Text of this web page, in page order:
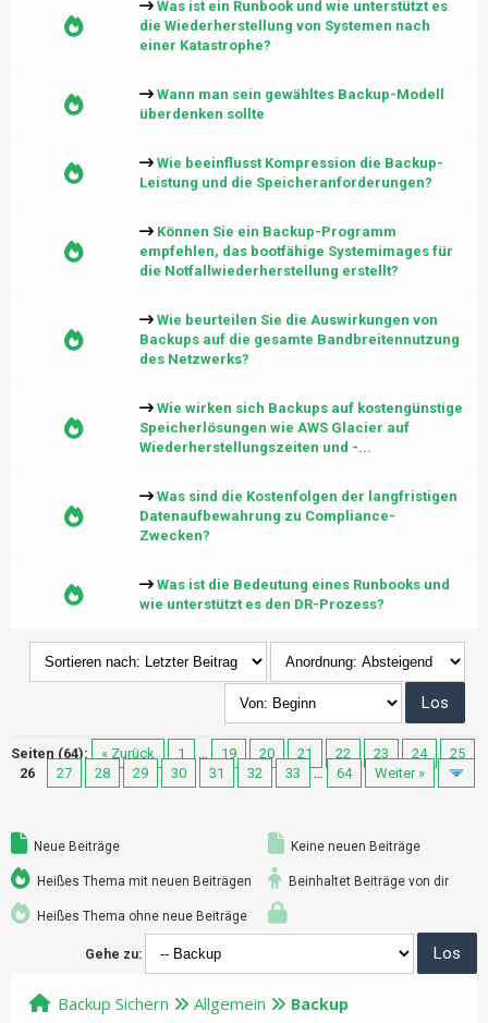
Was ist ein Runbook und wie unterstützt es
die Wiederherstellung von Systemen nach
einer Katastrophe?
Wann man sein gewähltes Backup-Modell
überdenken sollte
Wie beeinflusst Kompression die Backup-
Leistung und die Speicheranforderungen?
Können Sie ein Backup-Programm
empfehlen, das bootfähige Systemimages für
die Notfallwiederherstellung erstellt?
Wie beurteilen Sie die Auswirkungen von
Backups auf die gesamte Bandbreitennutzung
des Netzwerks?
Wie wirken sich Backups auf kostengünstige
Speicherlösungen wie AWS Glacier auf
Wiederherstellungszeiten und -...
Was sind die Kostenfolgen der langfristigen
Datenaufbewahrung zu Compliance-
Zwecken?
Was ist die Bedeutung eines Runbooks und
wie unterstützt es den DR-Prozess?
Seiten (64): « Zurück 1 … 19 20 21 22 23 24
25
26
27 28 29 30 31 32 33 … 64 Weiter »
Neue Beiträge
Heißes Thema mit neuen Beiträgen
Heißes Thema ohne neue Beiträge
Keine neuen Beiträge
Beinhaltet Beiträge von dir
Gehe zu:
Backup Sichern Allgemein Backup